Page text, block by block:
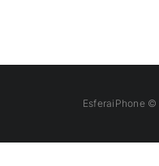
EsferaiPhone ©